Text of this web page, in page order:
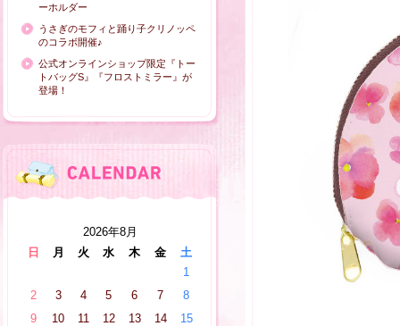
ーホルダー
うさぎのモフィと踊り子クリノッペ
のコラボ開催♪
公式オンラインショップ限定『トー
トバッグS』『フロストミラー』が
登場！
2026年8月
日
月 火 水 木 金
土
1
2
3 4 5 6 7
8
9
10 11 12 13 14
15